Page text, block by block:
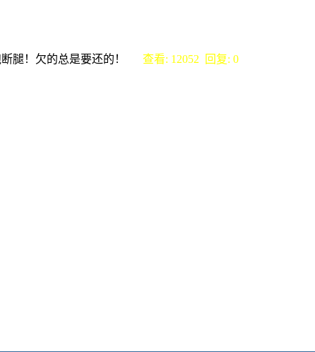
断腿！欠的总是要还的！ 查看: 12052 回复: 0